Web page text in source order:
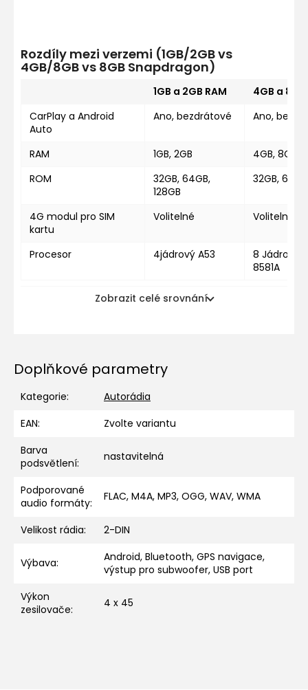
Rozdíly mezi verzemi (1GB/2GB vs
4GB/8GB vs 8GB Snapdragon)
1GB a 2GB RAM
4GB a 8GB
CarPlay a Android
Auto
Ano, bezdrátové Ano,
RAM 1GB, 2GB
4GB, 8GB
ROM
32GB, 64GB,
128GB
32GB,
4G modul pro SIM
kartu
Volitelné Volitelné
Procesor 4jádrový A53
8 Jádrový
8581A
Zobrazit celé srovnání
Doplňkové parametry
Kategorie:
Autorádia
EAN:
Zvolte variantu
Barva
podsvětlení: nastavitelná
Podporované
audio formáty: FLAC, M4A, MP3, OGG, WAV, WMA
Velikost rádia: 2-DIN
Výbava:
Android, Bluetooth, GPS navigace,
výstup pro subwoofer, USB port
Výkon
zesilovače: 4 x 45